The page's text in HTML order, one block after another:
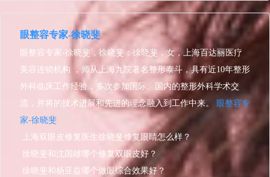
眼整容专家-徐晓斐
眼整容专家-徐晓斐，徐晓斐：徐晓斐，女，上海百达丽医疗
美容连锁机构 ，师从上海九院著名整形泰斗，具有近10年整形
外科临床工作经验，多次参加国际、国内的整形外科学术交
流，并将的技术进展和先进的理念融入到工作中来。
眼整容专
家-徐晓斐
上海双眼皮修复医生徐晓斐修复眼睛怎么样？
徐晓斐和沈国雄哪个修复双眼皮好？
徐晓斐和杨亚益哪个做眼综合效果好？